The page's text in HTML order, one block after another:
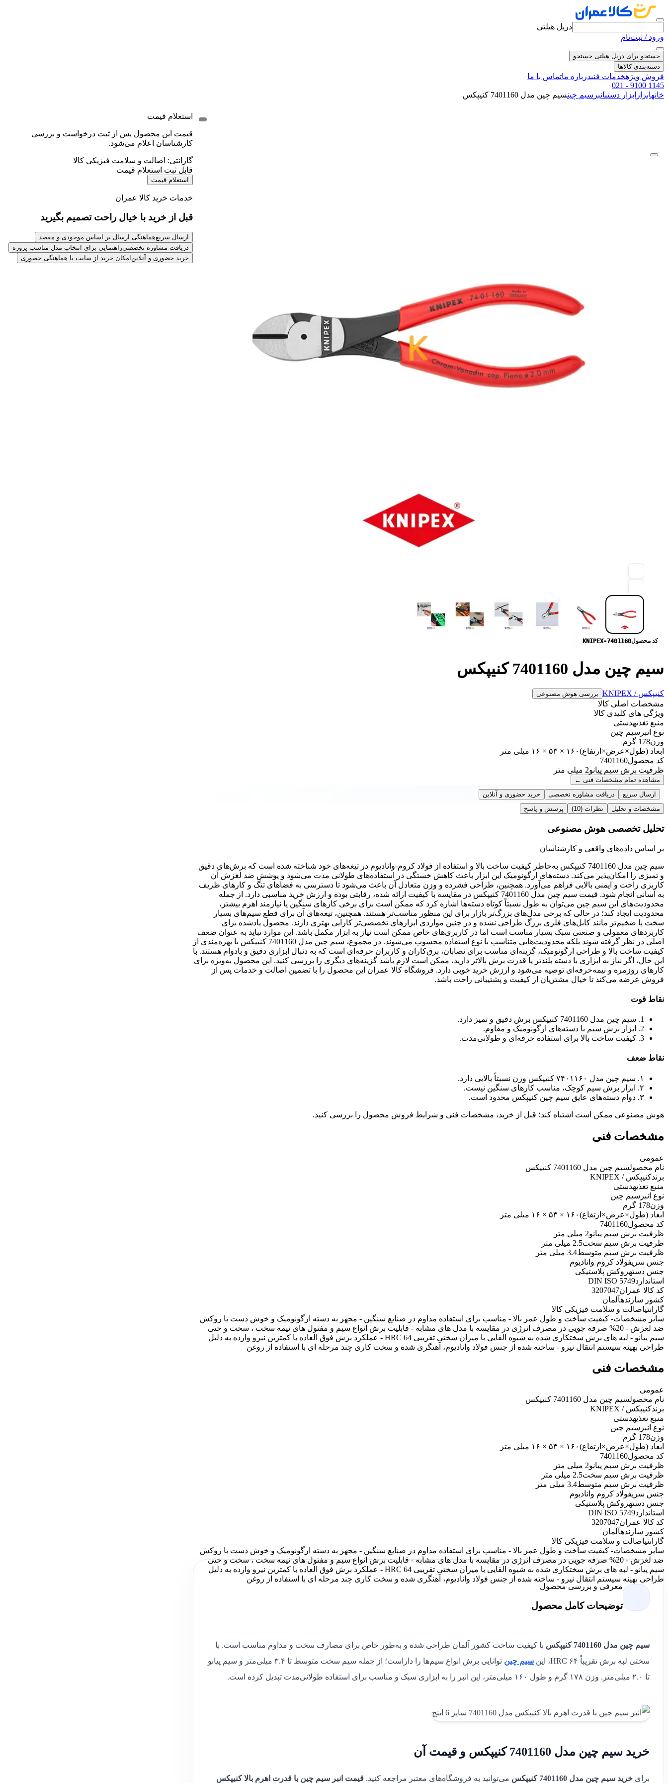
دریل هیلتی
ورود / ثبت‌نام
جستجو برای دریل هیلتی جستجو
دسته‌بندی کالاها
فروش ویژهخدمات فنیدرباره ماتماس با ما
021 - 9100 1145
خانهابزار ابزار دستیانبر سیم چینسیم چین مدل 7401160 کنیپکس
کد محصولKNIPEX-7401160
سیم چین مدل 7401160 کنیپکس
کنیپکس / KNIPEX بررسی هوش مصنوعی
مشخصات اصلی کالا
ویژگی های کلیدی کالا
منبع تغذیهدستی
نوع انبر سیم چین
وزن178 گرم
ابعاد (طول×عرض×ارتفاع)۱۶۰ × ۵۳ × ۱۶ میلی متر
کد محصول7401160
ظرفیت برش سیم پیانو2 میلی متر
مشاهده تمام مشخصات فنی ←
ارسال سریع
دریافت مشاوره تخصصی
خرید حضوری و آنلاین
مشخصات و تحلیل
نظرات (10) پرسش و پاسخ
تحلیل تخصصی هوش مصنوعی
بر اساس داده‌های واقعی و کارشناسان
سیم چین مدل 7401160 کنیپکس به‌خاطر کیفیت ساخت بالا و استفاده از فولاد کروم-وانادیوم در تیغه‌های خود شناخته شده است که برش‌های دقیق
و تمیزی را امکان‌پذیر می‌کند. دسته‌های ارگونومیک این ابزار باعث کاهش خستگی در استفاده‌های طولانی مدت می‌شود و پوشش ضد لغزش آن
کاربری راحت و ایمنی بالایی فراهم می‌آورد. همچنین، طراحی فشرده و وزن متعادل آن باعث می‌شود تا دسترسی به فضاهای تنگ و کارهای ظریف
به آسانی انجام شود. قیمت سیم چین مدل 7401160 کنیپکس در مقایسه با کیفیت ارائه شده، رقابتی بوده و ارزش خرید مناسبی دارد. از جمله
محدودیت‌های این سیم چین می‌توان به طول نسبتاً کوتاه دسته‌ها اشاره کرد که ممکن است برای برخی کارهای سنگین یا نیازمند اهرم بیشتر،
محدودیت ایجاد کند؛ در حالی که برخی مدل‌های بزرگ‌تر بازار برای این منظور مناسب‌تر هستند. همچنین، تیغه‌های آن برای قطع سیم‌های بسیار
سخت یا ضخیم‌تر مانند کابل‌های فلزی بزرگ طراحی نشده و در چنین مواردی ابزارهای تخصصی‌تر کارایی بهتری دارند. محصول یادشده برای
کاربردهای معمولی و صنعتی سبک بسیار مناسب است اما در کاربری‌های خاص ممکن است نیاز به ابزار مکمل باشد. این موارد نباید به عنوان ضعف
اصلی در نظر گرفته شوند بلکه محدودیت‌هایی متناسب با نوع استفاده محسوب می‌شوند. در مجموع، سیم چین مدل 7401160 کنیپکس با بهره‌مندی از
کیفیت ساخت بالا و طراحی ارگونومیک، گزینه‌ای مناسب برای نصابان، برق‌کاران و کاربران حرفه‌ای است که به دنبال ابزاری دقیق و بادوام هستند. با
این حال، اگر نیاز به ابزاری با دسته بلندتر یا قدرت برش بالاتر دارید، ممکن است لازم باشد گزینه‌های دیگری را بررسی کنید. این محصول به‌ویژه برای
کارهای روزمره و نیمه‌حرفه‌ای توصیه می‌شود و ارزش خرید خوبی دارد. فروشگاه کالا عمران این محصول را با تضمین اصالت و خدمات پس از
فروش عرضه می‌کند تا خیال مشتریان از کیفیت و پشتیبانی راحت باشد.
نقاط قوت
1. سیم چین مدل 7401160 کنیپکس برش دقیق و تمیز دارد.
2. ابزار برش سیم با دسته‌های ارگونومیک و مقاوم.
3. کیفیت ساخت بالا برای استفاده حرفه‌ای و طولانی‌مدت.
نقاط ضعف
۱. سیم چین مدل ۷۴۰۱۱۶۰ کنیپکس وزن نسبتاً بالایی دارد.
۲. ابزار برش سیم کوچک، مناسب کارهای سنگین نیست.
۳. دوام دسته‌های عایق سیم چین کنیپکس محدود است.
هوش مصنوعی ممکن است اشتباه کند؛ قبل از خرید، مشخصات فنی و شرایط فروش محصول را بررسی کنید.
مشخصات فنی
عمومی
نام محصولسیم چین مدل 7401160 کنیپکس
برندکنیپکس / KNIPEX
منبع تغذیهدستی
نوع انبر سیم چین
وزن178 گرم
ابعاد (طول×عرض×ارتفاع)۱۶۰ × ۵۳ × ۱۶ میلی متر
کد محصول7401160
ظرفیت برش سیم پیانو2 میلی متر
ظرفیت برش سیم سخت2.5 میلی متر
ظرفیت برش سیم متوسط3.4 میلی متر
جنس سریفولاد کروم وانادیوم
جنس دستهروکش پلاستیکی
استانداردDIN ISO 5749
کد کالا عمران3207047
کشور سازندهآلمان
گارانتیاصالت و سلامت فیزیکی کالا
سایر مشخصات- کیفیت ساخت و طول عمر بالا - مناسب برای استفاده مداوم در صنایع سنگین - مجهز به دسته ارگونومیک و خوش دست با روکش
ضد لغزش - 20% صرفه جویی در مصرف انرژی در مقایسه با مدل های مشابه - قابلیت برش انواع سیم و مفتول های نیمه سخت ، سخت و حتی
سیم پیانو - لبه های برش سختکاری شده به شیوه القایی با میزان سختی تقریبی HRC 64 - عملکرد برش فوق العاده با کمترین نیرو وارده به دلیل
طراحی بهینه سیستم انتقال نیرو - ساخته شده از جنس فولاد وانادیوم، آهنگری شده و سخت کاری چند مرحله ای با استفاده از روغن
مشخصات فنی
عمومی
نام محصولسیم چین مدل 7401160 کنیپکس
برندکنیپکس / KNIPEX
منبع تغذیهدستی
نوع انبر سیم چین
وزن178 گرم
ابعاد (طول×عرض×ارتفاع)۱۶۰ × ۵۳ × ۱۶ میلی متر
کد محصول7401160
ظرفیت برش سیم پیانو2 میلی متر
ظرفیت برش سیم سخت2.5 میلی متر
ظرفیت برش سیم متوسط3.4 میلی متر
جنس سریفولاد کروم وانادیوم
جنس دستهروکش پلاستیکی
استانداردDIN ISO 5749
کد کالا عمران3207047
کشور سازندهآلمان
گارانتیاصالت و سلامت فیزیکی کالا
سایر مشخصات- کیفیت ساخت و طول عمر بالا - مناسب برای استفاده مداوم در صنایع سنگین - مجهز به دسته ارگونومیک و خوش دست با روکش
ضد لغزش - 20% صرفه جویی در مصرف انرژی در مقایسه با مدل های مشابه - قابلیت برش انواع سیم و مفتول های نیمه سخت ، سخت و حتی
سیم پیانو - لبه های برش سختکاری شده به شیوه القایی با میزان سختی تقریبی HRC 64 - عملکرد برش فوق العاده با کمترین نیرو وارده به دلیل
طراحی بهینه سیستم انتقال نیرو - ساخته شده از جنس فولاد وانادیوم، آهنگری شده و سخت کاری چند مرحله ای با استفاده از روغن
معرفی و بررسی محصول
توضیحات کامل محصول
سیم چین مدل 7401160 کنیپکس
با کیفیت ساخت کشور آلمان طراحی شده و به‌طور خاص برای مصارف سخت و مداوم مناسب است. با
سختی لبه برش تقریباً ۶۴ HRC، این
سیم چین
توانایی برش انواع سیم‌ها را داراست؛ از جمله سیم سخت متوسط تا ۳.۴ میلی‌متر و سیم پیانو
تا ۲.۰ میلی‌متر. وزن ۱۷۸ گرم و طول ۱۶۰ میلی‌متر، این انبر را به ابزاری سبک و مناسب برای استفاده طولانی‌مدت تبدیل کرده است.
خرید سیم چین مدل 7401160 کنیپکس و قیمت آن
برای خرید سیم چین مدل 7401160 کنیپکس می‌توانید به فروشگاه‌های معتبر مراجعه کنید. قیمت انبر سیم چین با قدرت اهرم بالا کنیپکس
استعلام قیمت
قیمت این محصول پس از ثبت درخواست و بررسی
کارشناسان اعلام می‌شود.
گارانتی: اصالت و سلامت فیزیکی کالا
قابل ثبت استعلام قیمت
استعلام قیمت
خدمات خرید کالا عمران
قبل از خرید با خیال راحت تصمیم بگیرید
ارسال سریعهماهنگی ارسال بر اساس موجودی و مقصد
دریافت مشاوره تخصصیراهنمایی برای انتخاب مدل مناسب پروژه
خرید حضوری و آنلاین امکان خرید از سایت یا هماهنگی حضوری